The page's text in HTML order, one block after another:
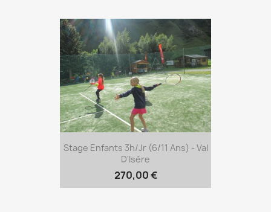
Stage Enfants 3h/jr (6/11 Ans) - Val
D'Isère
270,00 €